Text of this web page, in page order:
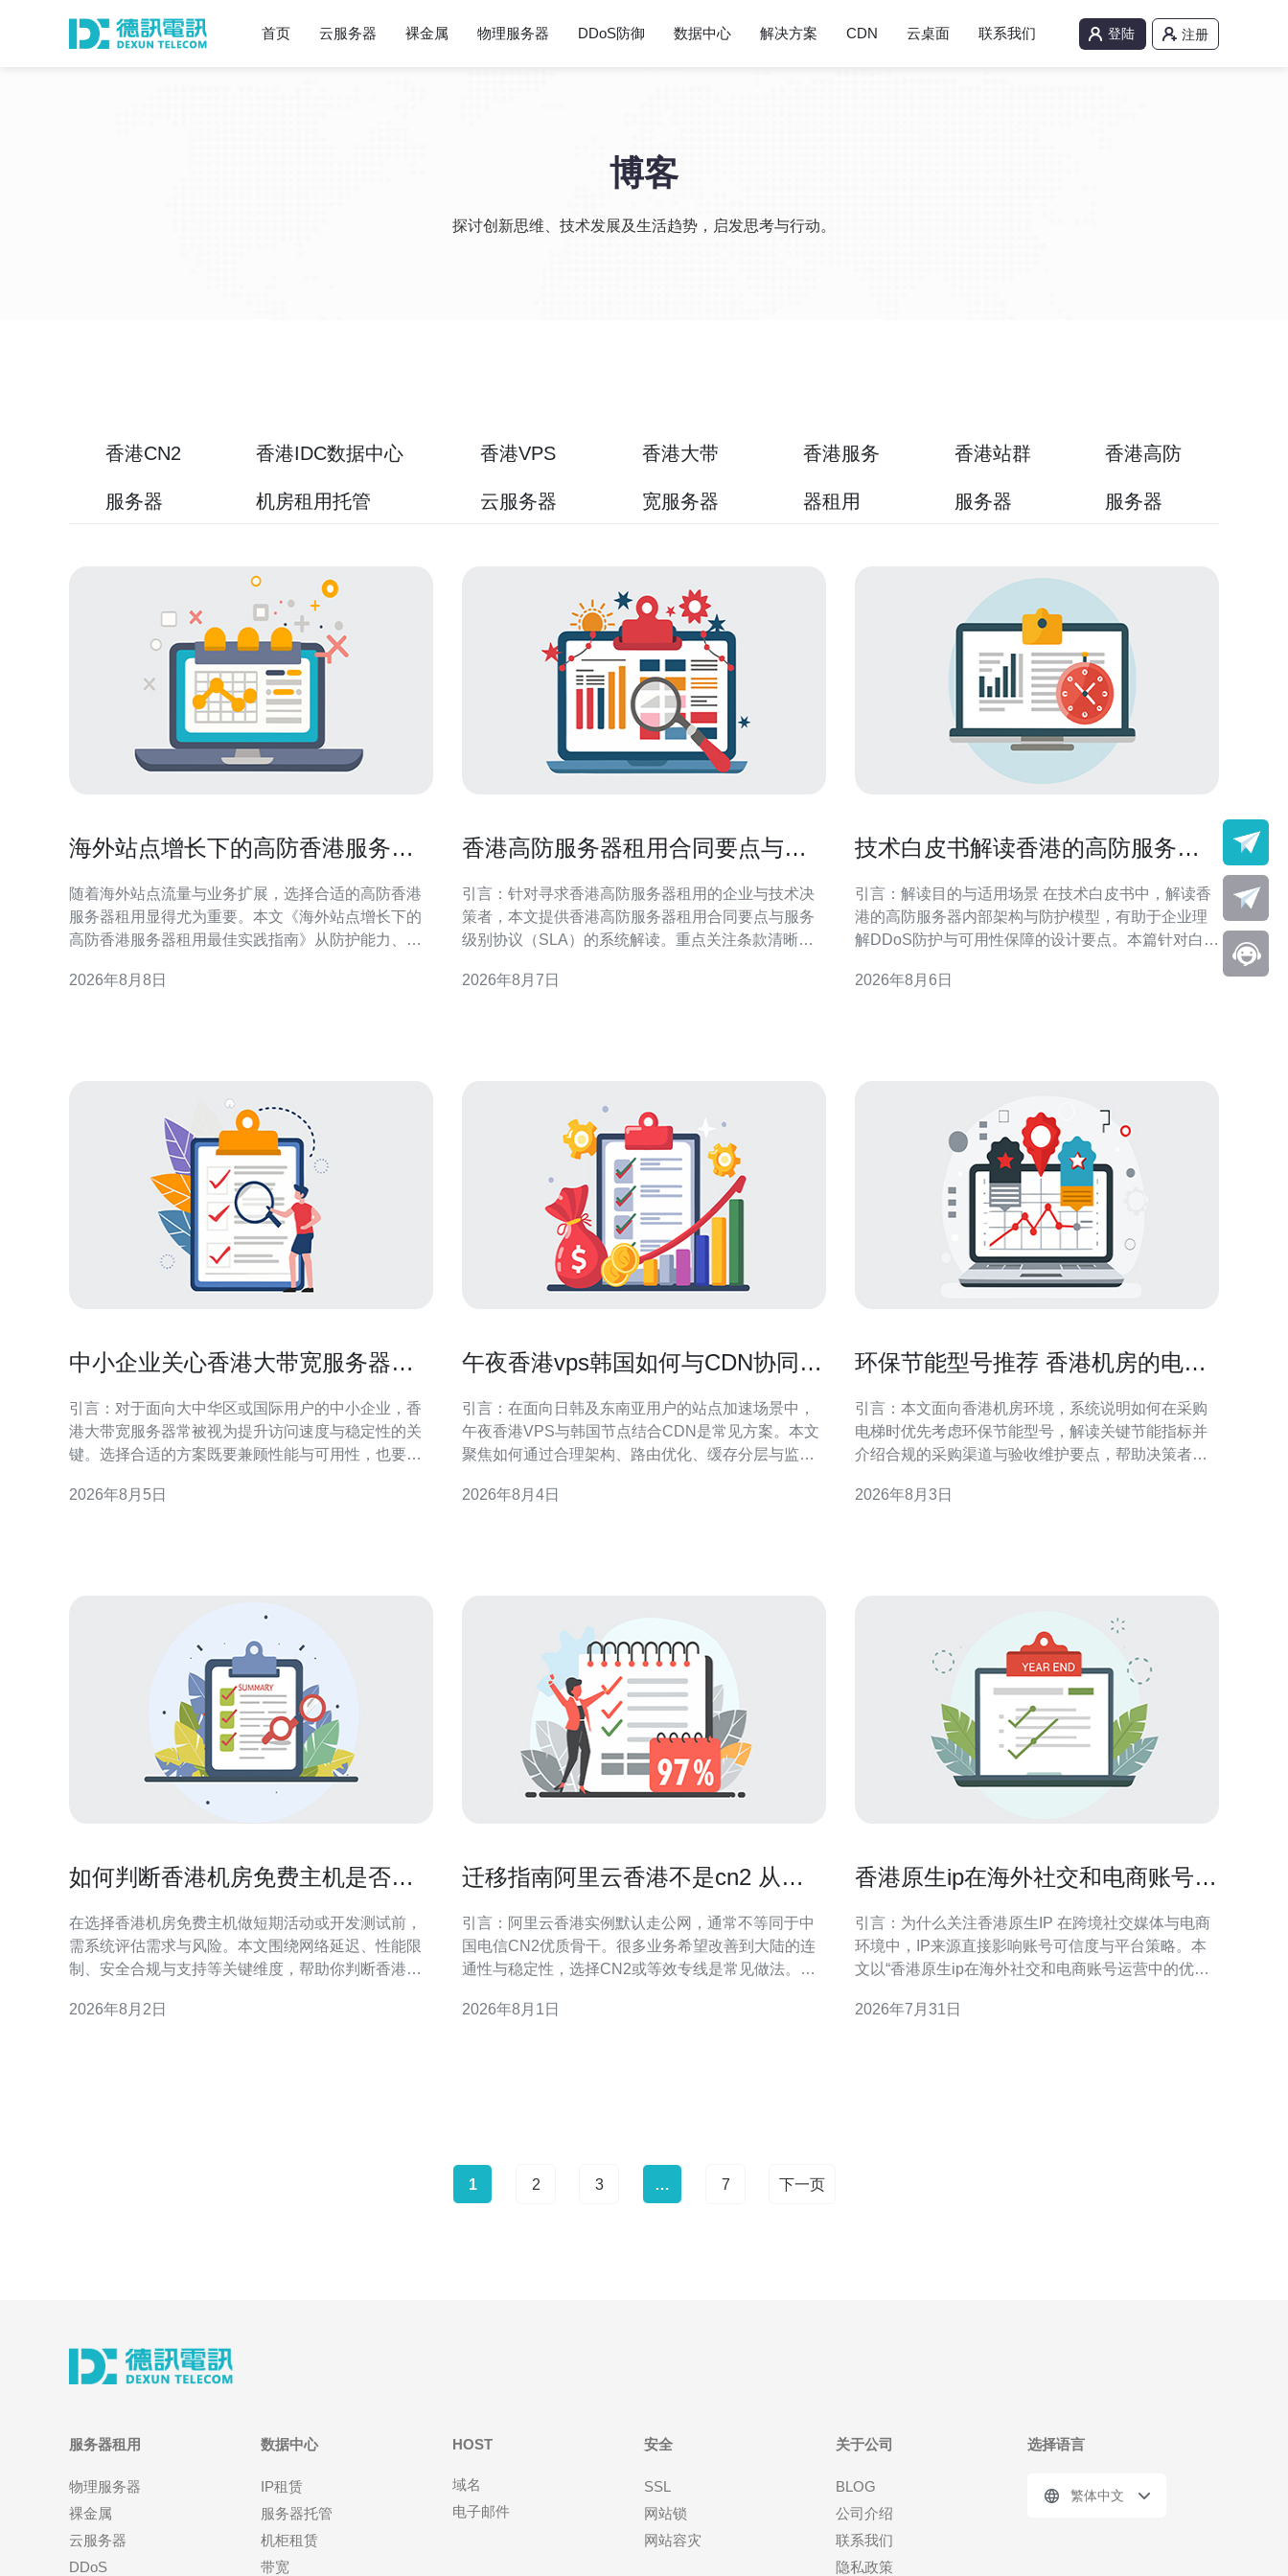
首页 云服务器 裸金属 物理服务器 DDoS防御 数据中心 解决方案 CDN 云桌面 联系我们 登陆 注册
博客
探讨创新思维、技术发展及生活趋势，启发思考与行动。
香港CN2
服务器
香港IDC数据中心
机房租用托管
香港VPS
云服务器
香港大带
宽服务器
香港服务
器租用
香港站群
服务器
香港高防
服务器
海外站点增长下的高防香港服务器
随着海外站点流量与业务扩展，选择合适的高防香港
服务器租用显得尤为重要。本文《海外站点增长下的
高防香港服务器租用最佳实践指南》从防护能力、网
助企业在海外布局时兼顾可用性、安全性与成本效
2026年8月8日
香港高防服务器租用合同要点与服
引言：针对寻求香港高防服务器租用的企业与技术决
策者，本文提供香港高防服务器租用合同要点与服务
级别协议（SLA）的系统解读。重点关注条款清晰
全与运营风险并优化供应商管理流程。 合同主体与法
2026年8月7日
技术白皮书解读香港的高防服务器
引言：解读目的与适用场景 在技术白皮书中，解读香
港的高防服务器内部架构与防护模型，有助于企业理
解DDoS防护与可用性保障的设计要点。本篇针对白皮
路由策略与运维流程，便于安全、网络及产品团队快
2026年8月6日
中小企业关心香港大带宽服务器有
引言：对于面向大中华区或国际用户的中小企业，香
港大带宽服务器常被视为提升访问速度与稳定性的关
键。选择合适的方案既要兼顾性能与可用性，也要控
器有哪些省钱又实用的方案”展开，提供可落地的技术
2026年8月5日
午夜香港vps韩国如何与CDN协同提
引言：在面向日韩及东南亚用户的站点加速场景中，
午夜香港VPS与韩国节点结合CDN是常见方案。本文
聚焦如何通过合理架构、路由优化、缓存分层与监控
求，给出可落地的实施方向与注意事项，适配站长与
2026年8月4日
环保节能型号推荐 香港机房的电梯
引言：本文面向香港机房环境，系统说明如何在采购
电梯时优先考虑环保节能型号，解读关键节能指标并
介绍合规的采购渠道与验收维护要点，帮助决策者实
港机房对电梯的需求侧重于连续运行、温控可靠与空
2026年8月3日
如何判断香港机房免费主机是否适
在选择香港机房免费主机做短期活动或开发测试前，
需系统评估需求与风险。本文围绕网络延迟、性能限
制、安全合规与支持等关键维度，帮助你判断香港机
决策和风险控制。 评估需求与使用场景 明确使用场景
2026年8月2日
迁移指南阿里云香港不是cn2 从普
引言：阿里云香港实例默认走公网，通常不等同于中
国电信CN2优质骨干。很多业务希望改善到大陆的连
通性与稳定性，选择CN2或等效专线是常见做法。本
顾可控风险与可观提升。 理解CN2与普通公网的差异
2026年8月1日
香港原生ip在海外社交和电商账号运
引言：为什么关注香港原生IP 在跨境社交媒体与电商
环境中，IP来源直接影响账号可信度与平台策略。本
文以“香港原生ip在海外社交和电商账号运营中的优势
具体贡献，帮助市场与运营团队做出更具针对性的IP
2026年7月31日
1 2 3 … 7 下一页
服务器租用
物理服务器
裸金属
云服务器
DDoS
数据中心
IP租赁
服务器托管
机柜租赁
带宽
HOST
域名
电子邮件
安全
SSL
网站锁
网站容灾
关于公司
BLOG
公司介绍
联系我们
隐私政策
选择语言
繁体中文